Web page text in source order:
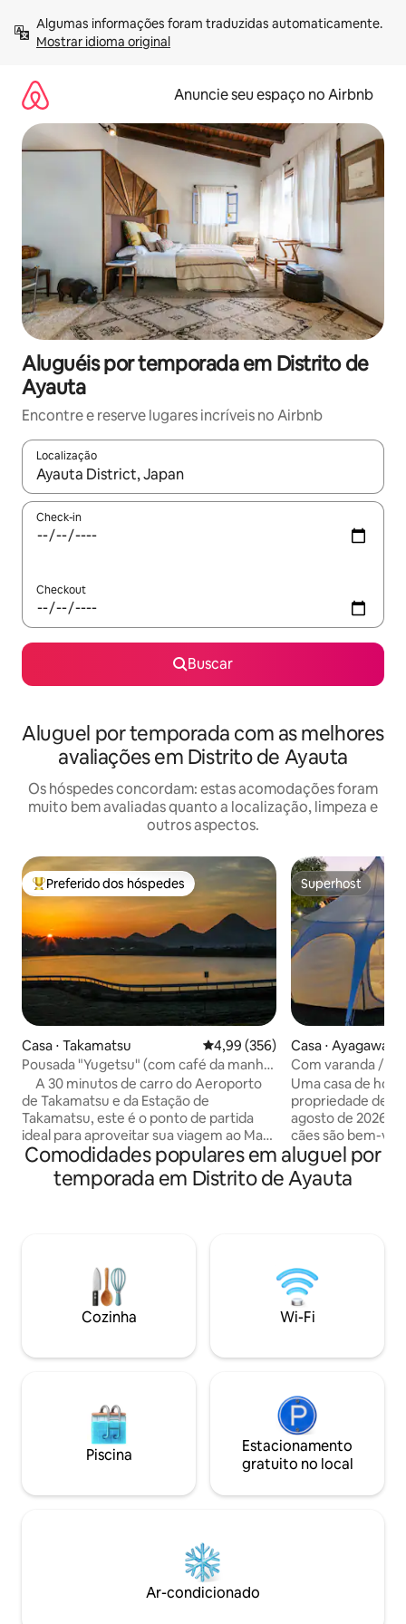
para
Mostrar idioma original
Anuncie seu espaço no Airbnb
Aluguéis por temporada em Distrito de
Ayauta
Encontre e reserve lugares incríveis no Airbnb
Localização
Quando os resultados estiverem disponíveis, explore-os
Check-in
Checkout
Buscar
Aluguel por temporada com as melhores
avaliações em Distrito de Ayauta
Os hóspedes concordam: estas acomodações foram
muito bem avaliadas quanto a localização, limpeza e
outros aspectos.
Entre os melhores preferidos dos hóspedes
Preferido dos hóspedes
Casa ⋅ Takamatsu 4,99 de uma avaliação média de
4,99 (356)
Pousada "Yugetsu" (com café da manhã)
~ Localizada no centro de Kagawa, esta
pousada é uma base para acessar
Setouchi ~
A 30 minutos de carro do Aeroporto
de Takamatsu e da Estação de
Takamatsu, este é o ponto de partida
ideal para aproveitar sua viagem ao Mar
Interior de Seto de carro alugado ou de
trem.Se necessário, forneceremos
transporte gratuito de ida e volta da
crianças e amigos por noites
consecutivas. Esta é uma autêntica
casa reformada de 50 anos em estilo
japonês, com um jardim japonês,
privativo de 4 quartos e 3 banheiros.
onde você pode aproveitar plenamente
a paisagem natural sazonal, por
exemplo, fazendo uma caminhada
matinal enquanto observa o nascer do
também pode desfrutar de uma estadia
parada da Rota de Peregrinação de
Shikoku) e caminhando pela rota de
peregrinação. Para a semente de
flores, você também pode desfrutar de
Superhost
Superhost
Casa ⋅ Ayagawa
Com varanda /
topo de uma
permitidos! /10
Aeroporto de
local
Uma casa de
propriedade de
agosto de 2026 -
cães são bem-
disponíveis /
Bebidas gratuitas
●Área interna de
disponível ● É
para ficar se
anual de verão,
adicional de
Comodidades
cozinha * Por
condimentos,
preparados por
Conjunto de
façam uma
Comodidades populares em aluguel por
temporada em Distrito de Ayauta
Cozinha Wi-Fi
Piscina
Estacionamento
gratuito no local
Ar-condicionado